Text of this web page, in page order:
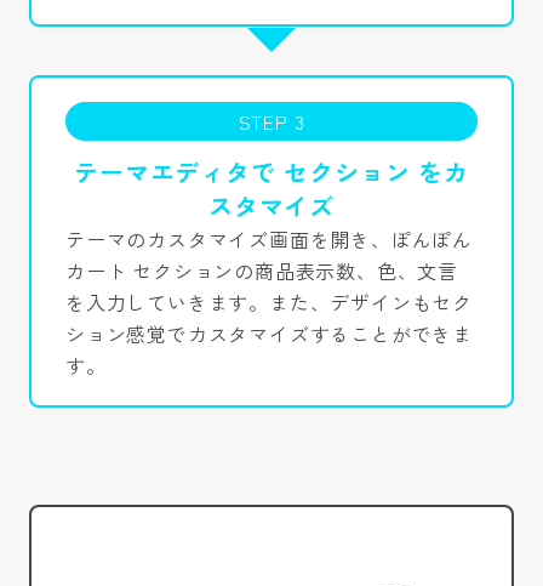
STEP 3
テーマエディタで セクション をカ
スタマイズ
テーマのカスタマイズ画面を開き、ぽんぽん
カート セクションの商品表示数、色、文言
を入力していきます。また、デザインもセク
ション感覚でカスタマイズすることができま
す。